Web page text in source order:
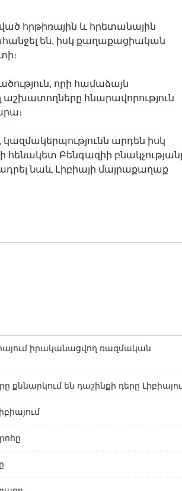
հրթիռային և հրետանային
են, իսկ քաղաքացիական
որի համաձայն
հնարավորություն
արդեն իսկ
Բենգազիի
նաև Լիբիայի մայրաքաղաք
իրականացվող ռազմական
են դաշինքի դերը